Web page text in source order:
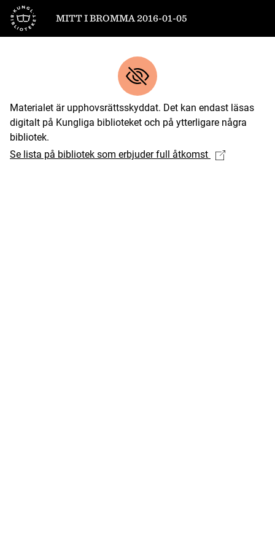
Till startsidan
MITT I BROMMA 2016-01-05
Materialet är upphovsrättsskyddat. Det kan endast läsas
digitalt på Kungliga biblioteket och på ytterligare några
bibliotek.
Se lista på bibliotek som erbjuder full åtkomst